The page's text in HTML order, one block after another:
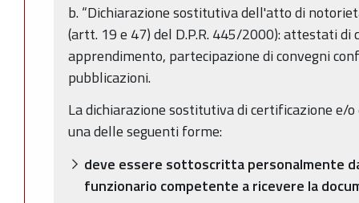
b. “Dichiarazione sostitutiva dell'atto di
(artt. 19 e 47) del D.P.R. 445/2000): attestati di
apprendimento, partecipazione di convegni
pubblicazioni.
La dichiarazione sostitutiva di certificazione e/
una delle seguenti forme:
deve essere sottoscritta personalmente
funzionario competente a ricevere la